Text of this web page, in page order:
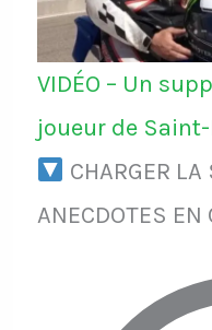
VIDÉO – Un
joueur de
CHARGER
ANECDOTES EN